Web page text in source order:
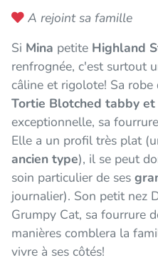
A rejoint sa famille
Si Mina petite Highland
renfrognée, c'est surtout
câline et rigolote! Sa robe
Tortie Blotched tabby
exceptionnelle, sa
Elle a un profil très plat
ancien type), il se peut
soin particulier de ses
journalier). Son petit nez
Grumpy Cat, sa fourrure
manières comblera la
vivre à ses côtés!